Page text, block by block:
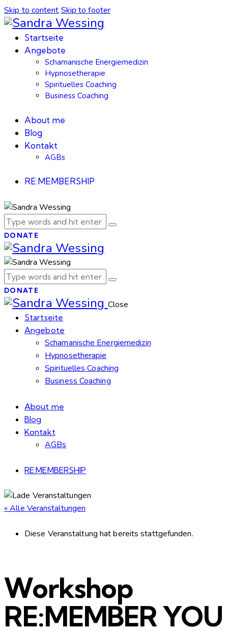
Skip to content Skip to footer
Startseite
Angebote
Schamanische Energiemedizin
Hypnosetherapie
Spirituelles Coaching
Business Coaching
About me
Blog
Kontakt
AGBs
RE:MEMBERSHIP
DONATE
DONATE
Close
Startseite
Angebote
Schamanische Energiemedizin
Hypnosetherapie
Spirituelles Coaching
Business Coaching
About me
Blog
Kontakt
AGBs
RE:MEMBERSHIP
« Alle Veranstaltungen
Diese Veranstaltung hat bereits stattgefunden.
Workshop
RE:MEMBER YOU